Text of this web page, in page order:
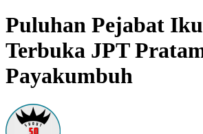
Puluhan Pejabat
Terbuka JPT
Payakumbuh